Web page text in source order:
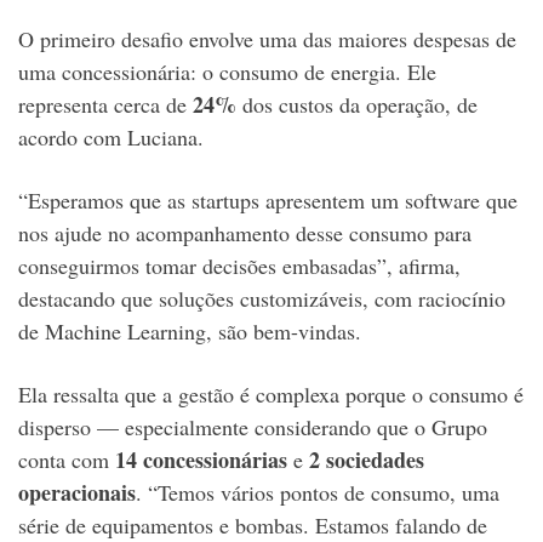
O primeiro desafio envolve uma das maiores despesas de
uma concessionária: o consumo de energia. Ele
representa cerca de 24% dos custos da operação, de
acordo com Luciana.
“Esperamos que as startups apresentem um software que
nos ajude no acompanhamento desse consumo para
conseguirmos tomar decisões embasadas”, afirma,
destacando que soluções customizáveis, com raciocínio
de Machine Learning, são bem-vindas.
Ela ressalta que a gestão é complexa porque o consumo é
disperso — especialmente considerando que o Grupo
conta com 14 concessionárias e 2 sociedades
operacionais. “Temos vários pontos de consumo, uma
série de equipamentos e bombas. Estamos falando de